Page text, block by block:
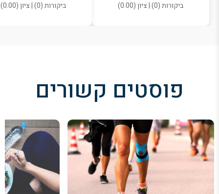
ביקורות (0) | ציון (0.00) ביקורות (0) | ציון (0.00)
פוסטים קשורים